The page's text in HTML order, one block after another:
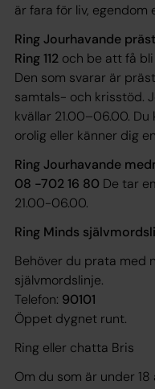
är fara för liv, egendom
Ring Jourhavande präst
Ring 112 och be att få
Den som svarar är
samtals- och krisstöd.
kvällar 21.00–06.00.
orolig eller känner dig
Ring Jourhavande
08 -702 16 80 De tar
21.00-06.00.
Ring Minds
Behöver du prata med
självmordslinje.
Telefon: 90101
Öppet dygnet runt.
Ring eller chatta Bris
Om du som är under